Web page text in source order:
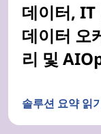
데이터, IT
데이터 오
리 및
솔루션 요약 읽